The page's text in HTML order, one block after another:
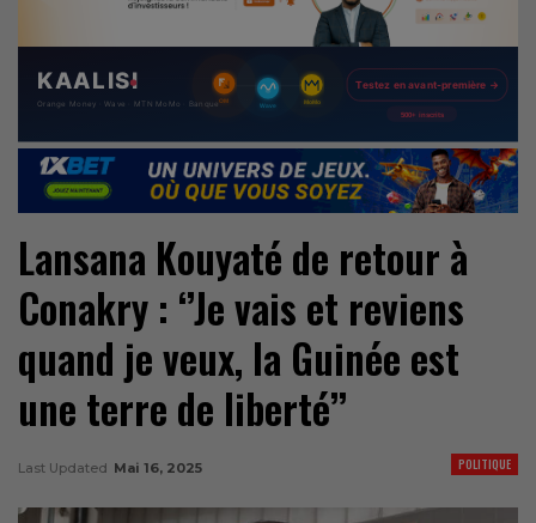
Lansana Kouyaté de retour à
Conakry : ‘’Je vais et reviens
quand je veux, la Guinée est
une terre de liberté’’
POLITIQUE
Last Updated Mai 16, 2025